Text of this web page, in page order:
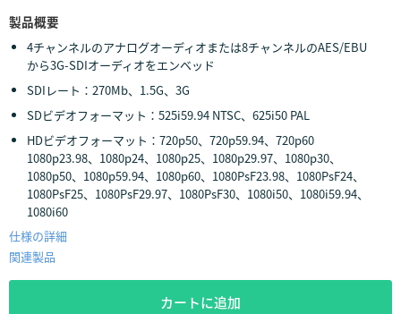
Italy
Japan
Korea
Mexico
製品概要
4チャンネルのアナログオーディオまたは8チャンネルのAES/EBU
から3G-SDIオーディオをエンベッド
SDIレート：270Mb、1.5G、3G
SDビデオフォーマット：525i59.94 NTSC、625i50 PAL
HDビデオフォーマット：720p50、720p59.94、720p60
1080p23.98、1080p24、1080p25、1080p29.97、1080p30、
1080p50、1080p59.94、1080p60、1080PsF23.98、1080PsF24、
1080PsF25、1080PsF29.97、1080PsF30、1080i50、1080i59.94、
1080i60
仕様の詳細
関連製品
カートに追加